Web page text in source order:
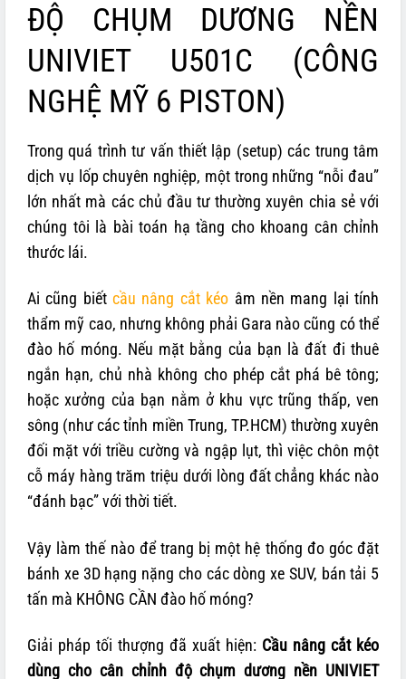
ĐỘ CHỤM DƯƠNG NỀN
UNIVIET U501C (CÔNG
NGHỆ MỸ 6 PISTON)
Trong quá trình tư vấn thiết lập (setup) các trung tâm
dịch vụ lốp chuyên nghiệp, một trong những “nỗi đau”
lớn nhất mà các chủ đầu tư thường xuyên chia sẻ với
chúng tôi là bài toán hạ tầng cho khoang cân chỉnh
thước lái.
Ai cũng biếtcầu nâng cắt kéo âm nền mang lại tính
thẩm mỹ cao, nhưng không phải Gara nào cũng có thể
đào hố móng. Nếu mặt bằng của bạn là đất đi thuê
ngắn hạn, chủ nhà không cho phép cắt phá bê tông;
hoặc xưởng của bạn nằm ở khu vực trũng thấp, ven
sông (như các tỉnh miền Trung, TP.HCM) thường xuyên
đối mặt với triều cường và ngập lụt, thì việc chôn một
cỗ máy hàng trăm triệu dưới lòng đất chẳng khác nào
“đánh bạc” với thời tiết.
Vậy làm thế nào để trang bị một hệ thống đo góc đặt
bánh xe 3D hạng nặng cho các dòng xe SUV, bán tải 5
tấn mà KHÔNG CẦN đào hố móng?
Giải pháp tối thượng đã xuất hiện: Cầu nâng cắt kéo
dùng cho cân chỉnh độ chụm dương nền UNIVIET